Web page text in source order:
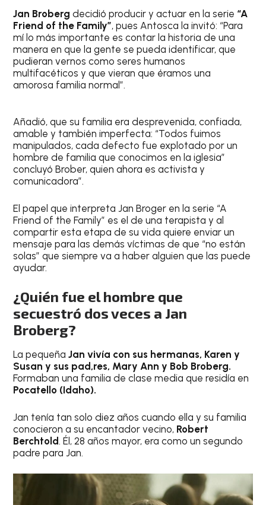
Jan Broberg decidió producir y actuar en la serie “A
Friend of the Family”, pues Antosca la invitó: “Para
mí lo más importante es contar la historia de una
manera en que la gente se pueda identificar, que
pudieran vernos como seres humanos
multifacéticos y que vieran que éramos una
amorosa familia normal”.
Añadió, que su familia era desprevenida, confiada,
amable y también imperfecta: “Todos fuimos
manipulados, cada defecto fue explotado por un
hombre de familia que conocimos en la iglesia”
concluyó Brober, quien ahora es activista y
comunicadora”.
El papel que interpreta Jan Broger en la serie “A
Friend of the Family” es el de una terapista y al
compartir esta etapa de su vida quiere enviar un
mensaje para las demás víctimas de que “no están
solas” que siempre va a haber alguien que las puede
ayudar.
¿Quién fue el hombre que
secuestró dos veces a Jan
Broberg?
La pequeña Jan vivía con sus hermanas, Karen y
Susan y sus pad,res, Mary Ann y Bob Broberg.
Formaban una familia de clase media que residía en
Pocatello (Idaho).
Jan tenía tan solo diez años cuando ella y su familia
conocieron a su encantador vecino, Robert
Berchtold. Él, 28 años mayor, era como un segundo
padre para Jan.